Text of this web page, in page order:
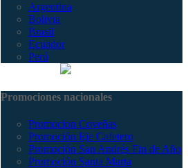
Argentina
Bolivia
Brasil
Ecuador
Perú
Promociones nacionales
Promocion Coveñas
Promoción Eje Cafetero
Promoción San Andrés Fin de Año
Promoción Santa Marta